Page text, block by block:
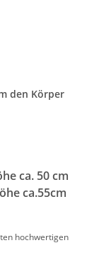
den Körper
ca. 50 cm
ca.55cm
hochwertigen